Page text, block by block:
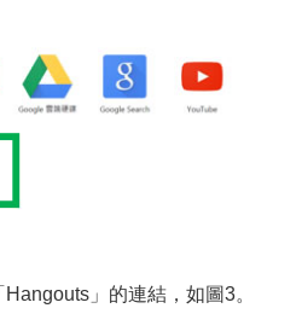
」的連結，如圖3。